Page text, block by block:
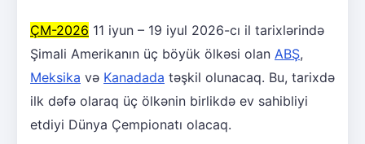
ÇM-2026 11 iyun – 19 iyul 2026-cı il tarixlərində
Şimali Amerikanın üç böyük ölkəsi olan ABŞ,
Meksika və Kanadada təşkil olunacaq. Bu, tarixdə
ilk dəfə olaraq üç ölkənin birlikdə ev sahibliyi
etdiyi Dünya Çempionatı olacaq.